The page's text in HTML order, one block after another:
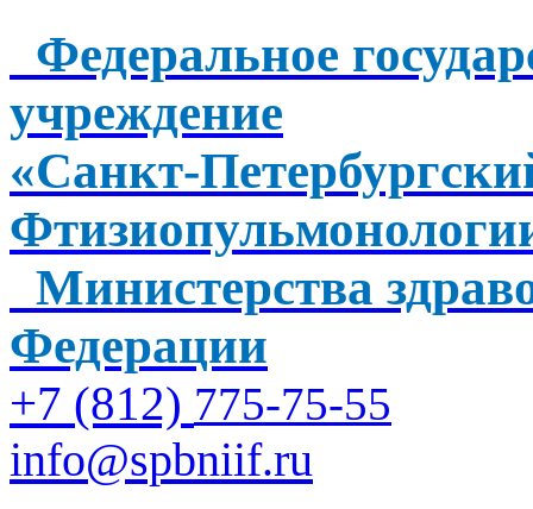
Федеральное
учреждение
«Санкт-
Министерства
Федерации
+7 (812) 775-75-55
info@spbniif.ru